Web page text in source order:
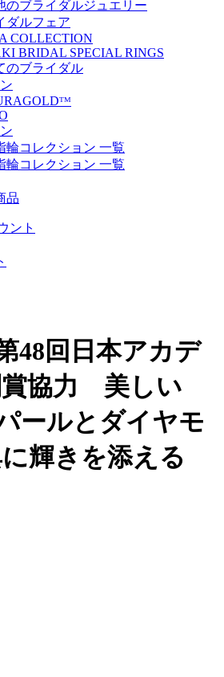
のブライダルジュエリー
ダルフェア
COLLECTION
BRIDAL SPECIAL RINGS
のブライダル
輪コレクション 一覧
輪コレクション 一覧
品
ント
48回日本アカデ
賞協力 美しい
ールとダイヤモ
輝きを添える